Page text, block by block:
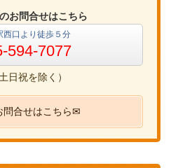
のお問合せはこちら
西口より徒歩５分
594-7077
日祝を除く）
問合せはこちら✉